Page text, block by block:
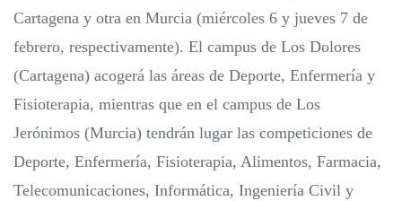
Cartagena y otra en Murcia (miércoles 6 y jueves 7 de
febrero, respectivamente). El campus de Los Dolores
(Cartagena) acogerá las áreas de Deporte, Enfermería y
Fisioterapia, mientras que en el campus de Los
Jerónimos (Murcia) tendrán lugar las competiciones de
Deporte, Enfermería, Fisioterapia, Alimentos, Farmacia,
Telecomunicaciones, Informática, Ingeniería Civil y